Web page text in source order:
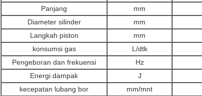
Panjang
mm
Diameter silinder
mm
Langkah piston
mm
konsumsi gas
L/dtk
Pengeboran dan frekuensi
Hz
Energi dampak
J
kecepatan lubang bor
mm/mnt